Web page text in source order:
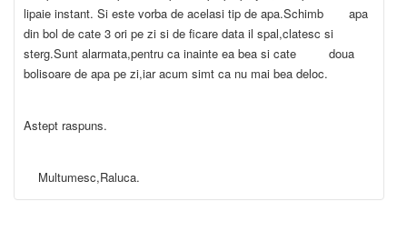
lipaie instant. Si este vorba de acelasi tip de apa.Schimb apa
din bol de cate 3 ori pe zi si de ficare data il spal,clatesc si
sterg.Sunt alarmata,pentru ca inainte ea bea si cate doua
bolisoare de apa pe zi,iar acum simt ca nu mai bea deloc.
Astept raspuns.
Multumesc,Raluca.